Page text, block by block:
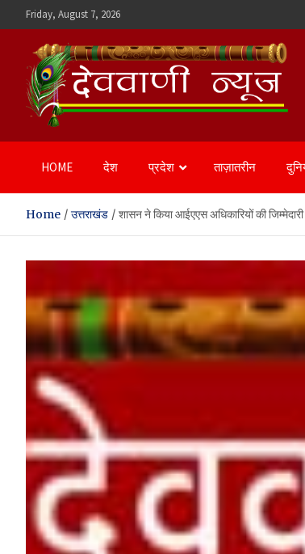
to
content
Friday, August 7, 2026
Devvani News Portal
HOME देश प्रदेश ताज़ातरीन
Home उत्तराखंड शासन ने किया आईएएस अधिकारियों की